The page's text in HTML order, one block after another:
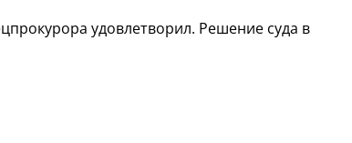
удовлетворил. Решение суда в